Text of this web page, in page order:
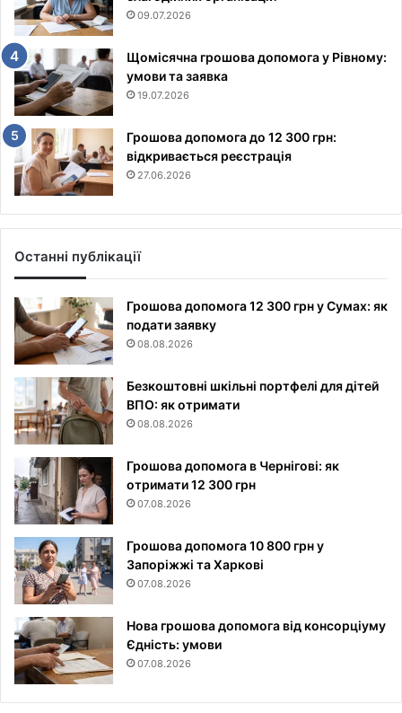
09.07.2026
Щомісячна грошова допомога у Рівному:
умови та заявка
19.07.2026
Грошова допомога до 12 300 грн:
відкривається реєстрація
27.06.2026
Останні публікації
Грошова допомога 12 300 грн у Сумах: як
подати заявку
08.08.2026
Безкоштовні шкільні портфелі для дітей
ВПО: як отримати
08.08.2026
Грошова допомога в Чернігові: як
отримати 12 300 грн
07.08.2026
Грошова допомога 10 800 грн у
Запоріжжі та Харкові
07.08.2026
Нова грошова допомога від консорціуму
Єдність: умови
07.08.2026